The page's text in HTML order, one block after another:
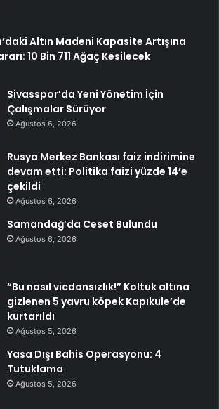
Altın Madeni Kapasite Artışına
10 Bin 711 Ağaç Kesilecek
Sivasspor’da Yeni Yönetim İçin
Çalışmalar Sürüyor
Ağustos 6, 2026
Rusya Merkez Bankası faiz indirimine
devam etti: Politika faizi yüzde 14’e
çekildi
Ağustos 6, 2026
Samandağ’da Ceset Bulundu
Ağustos 6, 2026
“Bu nasıl vicdansızlık!” Koltuk altına
gizlenen 5 yavru köpek Kapıkule’de
kurtarıldı
Ağustos 5, 2026
Yasa Dışı Bahis Operasyonu: 4
Tutuklama
Ağustos 5, 2026